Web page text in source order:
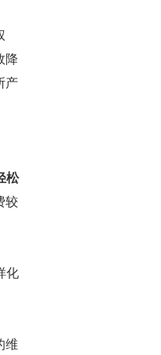
降
产
松
较
化
维